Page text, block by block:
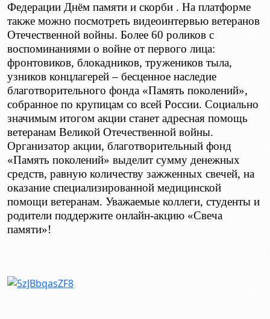
Федерации Днём памяти и скорби . На платформе
также можно посмотреть видеоинтервью ветеранов
Отечественной войны. Более 60 роликов с
воспоминаниями о войне от первого лица:
фронтовиков, блокадников, тружеников тыла,
узников концлагерей – бесценное наследие
благотворительного фонда «Память поколений»,
собранное по крупицам со всей России. Социально
значимым итогом акции станет адресная помощь
ветеранам Великой Отечественной войны.
Организатор акции, благотворительный фонд
«Память поколений» выделит сумму денежных
средств, равную количеству зажженных свечей, на
оказание специализированной медицинской
помощи ветеранам. Уважаемые коллеги, студенты и
родители поддержите онлайн-акцию «Свеча
памяти»!